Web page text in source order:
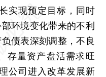
现预定目标，同时
环境变化带来的不利
债表深刻调整，不良
存量资产盘活需求旺
公司进入改革发展新